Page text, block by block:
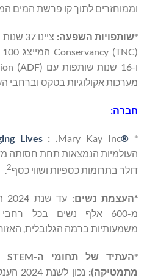
וממוחזרים לתוך קו פרשת המים
*שותפויות השפעה:
מערכות אקולוגיות בטקס וברחבי העולם
חברה:
*
®
Lives: .
דולר בתרומות כספיות ושווי כסף2
.
*העצמת נשים:
מ-600 אלף נשים בכל
משמעותיות ברמה הגלובלית,
*העתיד של תחומי ה-STEM
מתמטיקה):